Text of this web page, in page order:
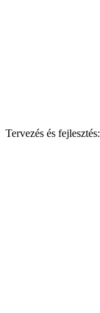
Tervezés és fejlesztés: